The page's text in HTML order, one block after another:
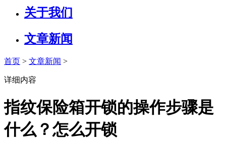
关于我们
文章新闻
首页 > 文章新闻 >
详细内容
指纹保险箱开锁的操作步骤是
什么？怎么开锁